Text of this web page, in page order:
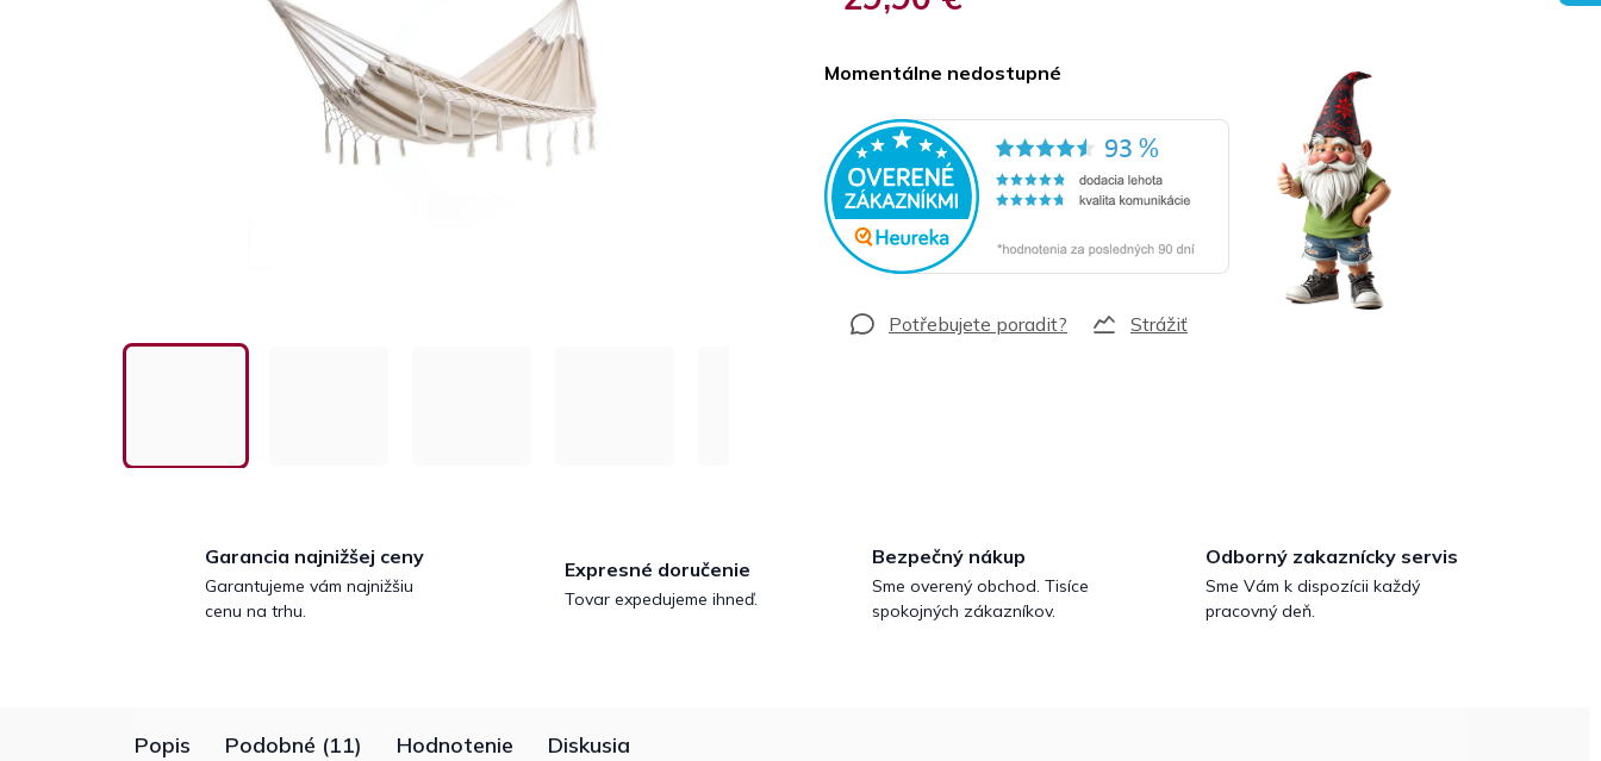
Momentálne nedostupné
Strážiť
Garancia najnižšej ceny
Garantujeme vám najnižšiu
cenu na trhu.
Expresné doručenie
Tovar expedujeme ihneď.
Bezpečný nákup
Sme overený obchod. Tisíce
spokojných zákazníkov.
Odborný zakaznícky servis
Sme Vám k dispozícii každý
pracovný deň.
Popis Podobné (11) Hodnotenie Diskusia